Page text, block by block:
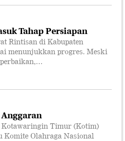
Tahap Persiapan
Rintisan di Kabupaten
menunjukkan progres. Meski
Kotawaringin Timur (Kotim)
Komite Olahraga Nasional